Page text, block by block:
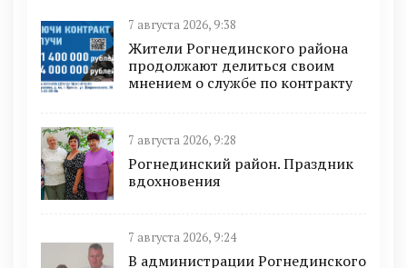
7 августа 2026, 9:38
Жители Рогнединского района
продолжают делиться своим
мнением о службе по контракту
7 августа 2026, 9:28
Рогнединский район. Праздник
вдохновения
7 августа 2026, 9:24
В администрации Рогнединского